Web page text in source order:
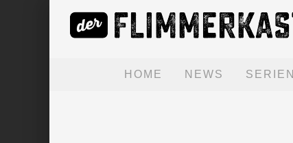
HOME NEWS SERIEN